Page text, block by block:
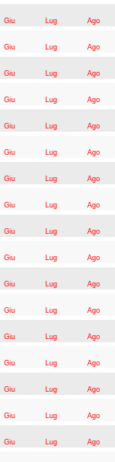
Giu Lug
Ago
Giu Lug
Ago
Giu Lug
Ago
Giu Lug
Ago
Giu Lug
Ago
Giu Lug
Ago
Giu Lug
Ago
Giu Lug
Ago
Giu Lug
Ago
Giu Lug
Ago
Giu Lug
Ago
Giu Lug
Ago
Giu Lug
Ago
Giu Lug
Ago
Giu Lug
Ago
Giu Lug
Ago
Giu Lug
Ago